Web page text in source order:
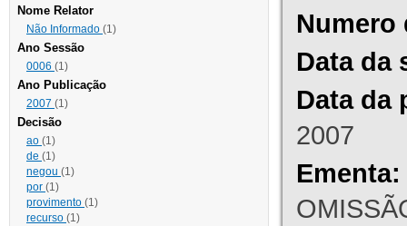
Nome Relator
Não Informado (1)
Ano Sessão
0006 (1)
Ano Publicação
2007 (1)
Decisão
ao (1)
de (1)
negou (1)
por (1)
provimento (1)
recurso (1)
Numero
Data da
Data da
2007
Ementa: